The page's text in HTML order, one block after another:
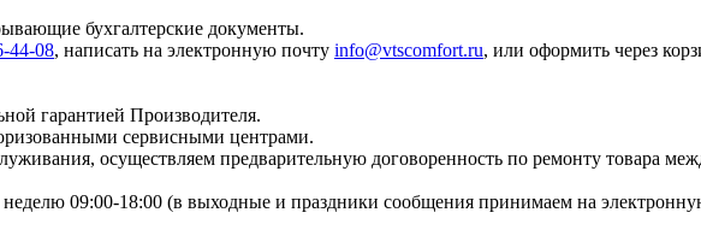
бухгалтерские документы.
44-08, написать на электронную почту info@vtscomfort.ru, или оформить через
гарантией Производителя.
сервисными центрами.
осуществляем предварительную договоренность по ремонту товара
09:00-18:00 (в выходные и праздники сообщения принимаем на